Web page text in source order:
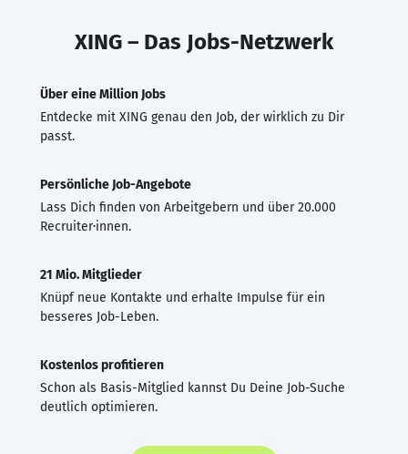
XING – Das Jobs-Netzwerk
Über eine Million Jobs
Entdecke mit XING genau den Job, der wirklich zu Dir
passt.
Persönliche Job-Angebote
Lass Dich finden von Arbeitgebern und über 20.000
Recruiter·innen.
21 Mio. Mitglieder
Knüpf neue Kontakte und erhalte Impulse für ein
besseres Job-Leben.
Kostenlos profitieren
Schon als Basis-Mitglied kannst Du Deine Job-Suche
deutlich optimieren.